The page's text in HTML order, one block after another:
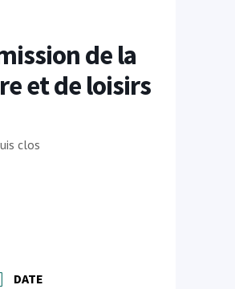
de la
et de loisirs
clos
DATE